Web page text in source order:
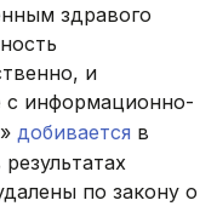
здравого
и
с информационно-
добивается в
по закону о